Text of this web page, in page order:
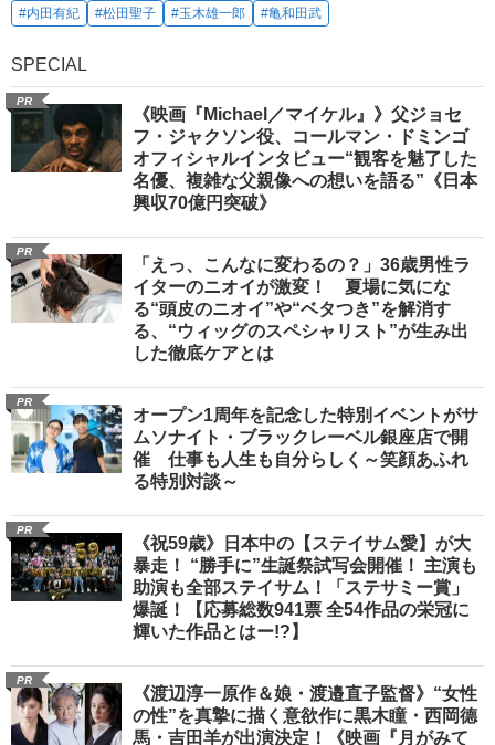
#内田有紀
#松田聖子 #玉木雄一郎 #亀和田武
SPECIAL
PR
《映画『Michael／マイケル』》父ジョセ
フ・ジャクソン役、コールマン・ドミンゴ
オフィシャルインタビュー“観客を魅了した
名優、複雑な父親像への想いを語る”《日本
興収70億円突破》
PR
「えっ、こんなに変わるの？」36歳男性ラ
イターのニオイが激変！ 夏場に気にな
る“頭皮のニオイ”や“ベタつき”を解消す
る、“ウィッグのスペシャリスト”が生み出
した徹底ケアとは
PR
オープン1周年を記念した特別イベントがサ
ムソナイト・ブラックレーベル銀座店で開
催 仕事も人生も自分らしく～笑顔あふれ
る特別対談～
PR
《祝59歳》日本中の【ステイサム愛】が大
暴走！ “勝手に”生誕祭試写会開催！ 主演も
助演も全部ステイサム！「ステサミー賞」
爆誕！【応募総数941票 全54作品の栄冠に
輝いた作品とはー!?】
PR
《渡辺淳一原作＆娘・渡邉直子監督》“女性
の性”を真摯に描く意欲作に黒木瞳・西岡德
馬・吉田羊が出演決定！《映画『月がみて